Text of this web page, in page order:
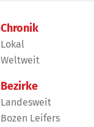
Chronik
Lokal
Weltweit
Bezirke
Landesweit
Bozen Leifers